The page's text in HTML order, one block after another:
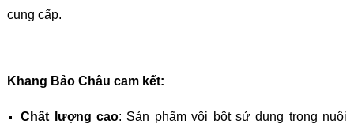
cung cấp.
Khang Bảo Châu cam kết:
Chất lượng cao: Sản phẩm vôi bột sử dụng trong nuôi